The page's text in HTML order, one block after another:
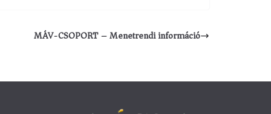
MÁV-CSOPORT – Menetrendi információ